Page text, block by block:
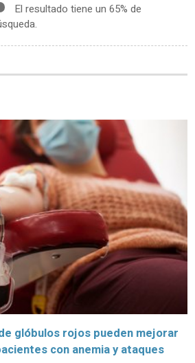
El resultado tiene un 65% de
glóbulos rojos pueden mejorar
con anemia y ataques